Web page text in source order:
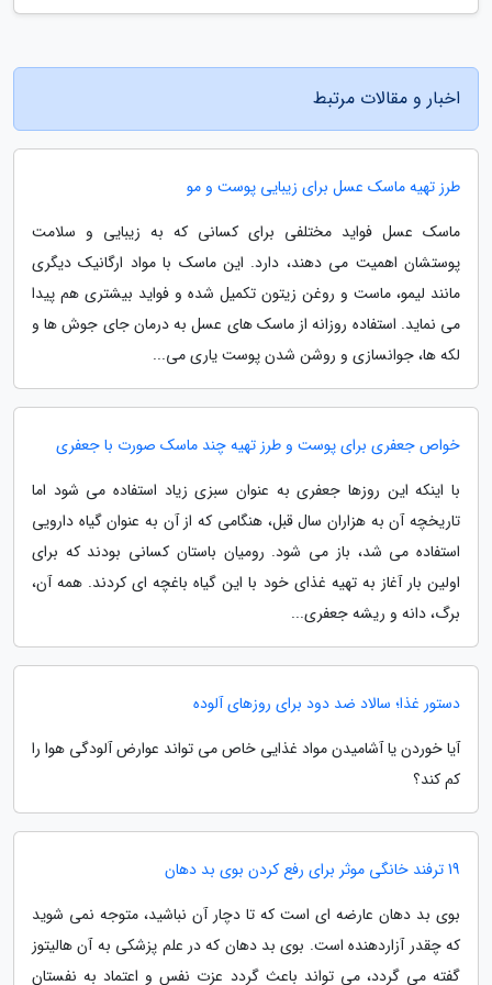
اخبار و مقالات مرتبط
طرز تهیه ماسک عسل برای زیبایی پوست و مو
ماسک عسل فواید مختلفی برای کسانی که به زیبایی و سلامت
پوستشان اهمیت می دهند، دارد. این ماسک با مواد ارگانیک دیگری
مانند لیمو، ماست و روغن زیتون تکمیل شده و فواید بیشتری هم پیدا
می نماید. استفاده روزانه از ماسک های عسل به درمان جای جوش ها و
لکه ها، جوانسازی و روشن شدن پوست یاری می...
خواص جعفری برای پوست و طرز تهیه چند ماسک صورت با جعفری
با اینکه این روزها جعفری به عنوان سبزی زیاد استفاده می شود اما
تاریخچه آن به هزاران سال قبل، هنگامی که از آن به عنوان گیاه دارویی
استفاده می شد، باز می شود. رومیان باستان کسانی بودند که برای
اولین بار آغاز به تهیه غذای خود با این گیاه باغچه ای کردند. همه آن،
برگ، دانه و ریشه جعفری...
دستور غذا؛ سالاد ضد دود برای روزهای آلوده
آیا خوردن یا آشامیدن مواد غذایی خاص می تواند عوارض آلودگی هوا را
کم کند؟
19 ترفند خانگی موثر برای رفع کردن بوی بد دهان
بوی بد دهان عارضه ای است که تا دچار آن نباشید، متوجه نمی شوید
که چقدر آزاردهنده است. بوی بد دهان که در علم پزشکی به آن هالیتوز
گفته می گردد، می تواند باعث گردد عزت نفس و اعتماد به نفستان